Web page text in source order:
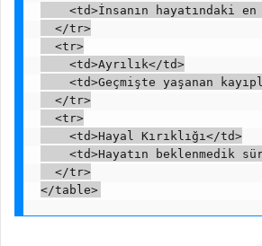
<td>İnsanın hayatındaki
  </tr>
  <tr>
    <td>Ayrılık</td>
<td>Geçmişte yaşanan
  </tr>
  <tr>
    <td>Hayal Kırıklığı</td>
<td>Hayatın beklenmedik
  </tr>
</table>